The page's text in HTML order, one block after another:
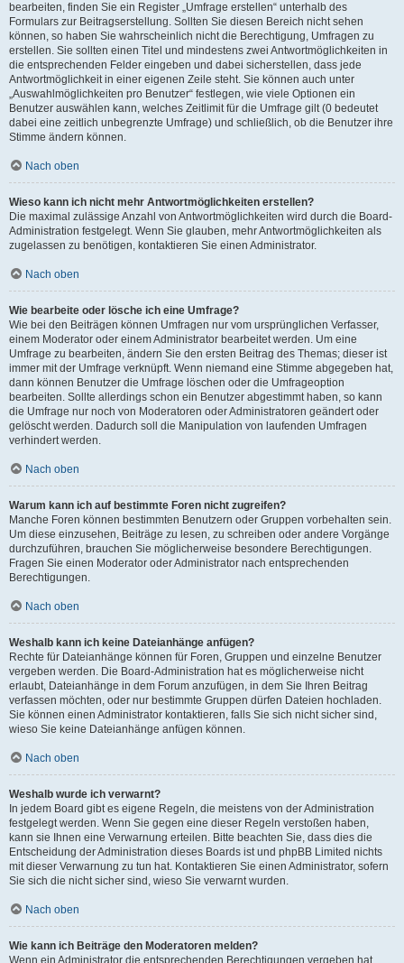
bearbeiten, finden Sie ein Register „Umfrage erstellen“ unterhalb des
Formulars zur Beitragserstellung. Sollten Sie diesen Bereich nicht sehen
können, so haben Sie wahrscheinlich nicht die Berechtigung, Umfragen zu
erstellen. Sie sollten einen Titel und mindestens zwei Antwortmöglichkeiten in
die entsprechenden Felder eingeben und dabei sicherstellen, dass jede
Antwortmöglichkeit in einer eigenen Zeile steht. Sie können auch unter
„Auswahlmöglichkeiten pro Benutzer“ festlegen, wie viele Optionen ein
Benutzer auswählen kann, welches Zeitlimit für die Umfrage gilt (0 bedeutet
dabei eine zeitlich unbegrenzte Umfrage) und schließlich, ob die Benutzer ihre
Stimme ändern können.
Nach oben
Wieso kann ich nicht mehr Antwortmöglichkeiten erstellen?
Die maximal zulässige Anzahl von Antwortmöglichkeiten wird durch die Board-
Administration festgelegt. Wenn Sie glauben, mehr Antwortmöglichkeiten als
zugelassen zu benötigen, kontaktieren Sie einen Administrator.
Nach oben
Wie bearbeite oder lösche ich eine Umfrage?
Wie bei den Beiträgen können Umfragen nur vom ursprünglichen Verfasser,
einem Moderator oder einem Administrator bearbeitet werden. Um eine
Umfrage zu bearbeiten, ändern Sie den ersten Beitrag des Themas; dieser ist
immer mit der Umfrage verknüpft. Wenn niemand eine Stimme abgegeben hat,
dann können Benutzer die Umfrage löschen oder die Umfrageoption
bearbeiten. Sollte allerdings schon ein Benutzer abgestimmt haben, so kann
die Umfrage nur noch von Moderatoren oder Administratoren geändert oder
gelöscht werden. Dadurch soll die Manipulation von laufenden Umfragen
verhindert werden.
Nach oben
Warum kann ich auf bestimmte Foren nicht zugreifen?
Manche Foren können bestimmten Benutzern oder Gruppen vorbehalten sein.
Um diese einzusehen, Beiträge zu lesen, zu schreiben oder andere Vorgänge
durchzuführen, brauchen Sie möglicherweise besondere Berechtigungen.
Fragen Sie einen Moderator oder Administrator nach entsprechenden
Berechtigungen.
Nach oben
Weshalb kann ich keine Dateianhänge anfügen?
Rechte für Dateianhänge können für Foren, Gruppen und einzelne Benutzer
vergeben werden. Die Board-Administration hat es möglicherweise nicht
erlaubt, Dateianhänge in dem Forum anzufügen, in dem Sie Ihren Beitrag
verfassen möchten, oder nur bestimmte Gruppen dürfen Dateien hochladen.
Sie können einen Administrator kontaktieren, falls Sie sich nicht sicher sind,
wieso Sie keine Dateianhänge anfügen können.
Nach oben
Weshalb wurde ich verwarnt?
In jedem Board gibt es eigene Regeln, die meistens von der Administration
festgelegt werden. Wenn Sie gegen eine dieser Regeln verstoßen haben,
kann sie Ihnen eine Verwarnung erteilen. Bitte beachten Sie, dass dies die
Entscheidung der Administration dieses Boards ist und phpBB Limited nichts
mit dieser Verwarnung zu tun hat. Kontaktieren Sie einen Administrator, sofern
Sie sich die nicht sicher sind, wieso Sie verwarnt wurden.
Nach oben
Wie kann ich Beiträge den Moderatoren melden?
Wenn ein Administrator die entsprechenden Berechtigungen vergeben hat,